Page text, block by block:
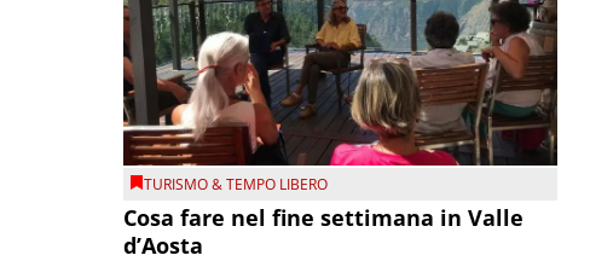
TURISMO & TEMPO LIBERO
Cosa fare nel fine settimana in Valle
d’Aosta